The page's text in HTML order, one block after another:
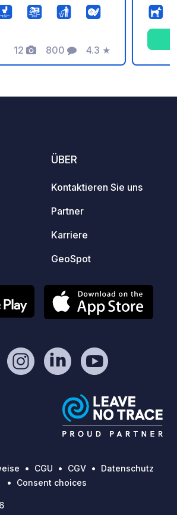
für Grau– und
Mit einer
€ erhalten Sie ca. 100 l
12
Fotos
800
Kommentare
4.3
Bewertung
★
der
ÜBER
Kontaktieren Sie uns
Partner
Karriere
GeoSpot
CGU CGV
Datenschutz
Consent choices